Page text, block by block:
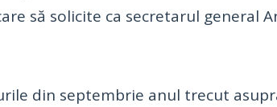
să solicite ca secretarul general
din septembrie anul trecut